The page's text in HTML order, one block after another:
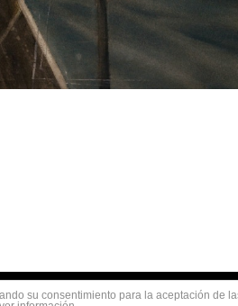
su consentimiento para la aceptación de